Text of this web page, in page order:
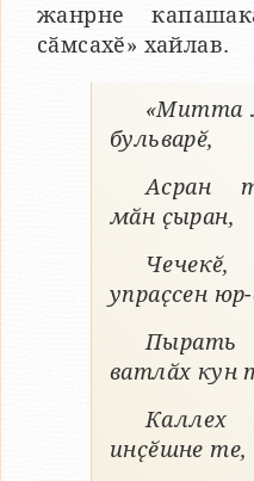
жанрне
сӑмсахӗ» хайлав.
«Митта
бульварӗ,
Асран
мӑн ҫыран,
упраҫсен
ватлӑх кун
Каллех
инҫӗшне те,